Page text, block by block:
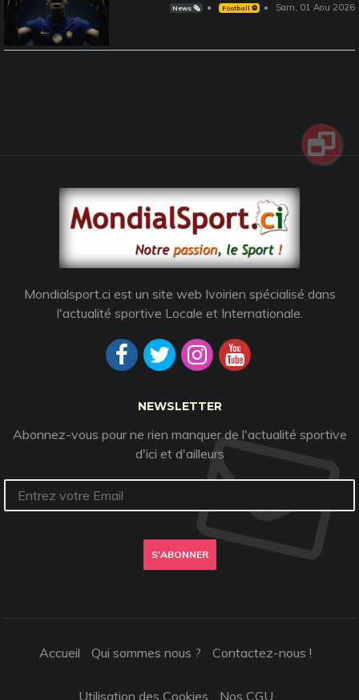
News 🗞️ Football ⚽️ Sam, 01 Aou 2026
Mondialsport.ci est un site web Ivoirien spécialisé dans
l'actualité sportive Locale et Internationale.
NEWSLETTER
Abonnez-vous pour ne rien manquer de l'actualité sportive
d'ici et d'ailleurs
S'ABONNER
Accueil Qui sommes nous ? Contactez-nous !
Utilisation des Cookies Nos CGU